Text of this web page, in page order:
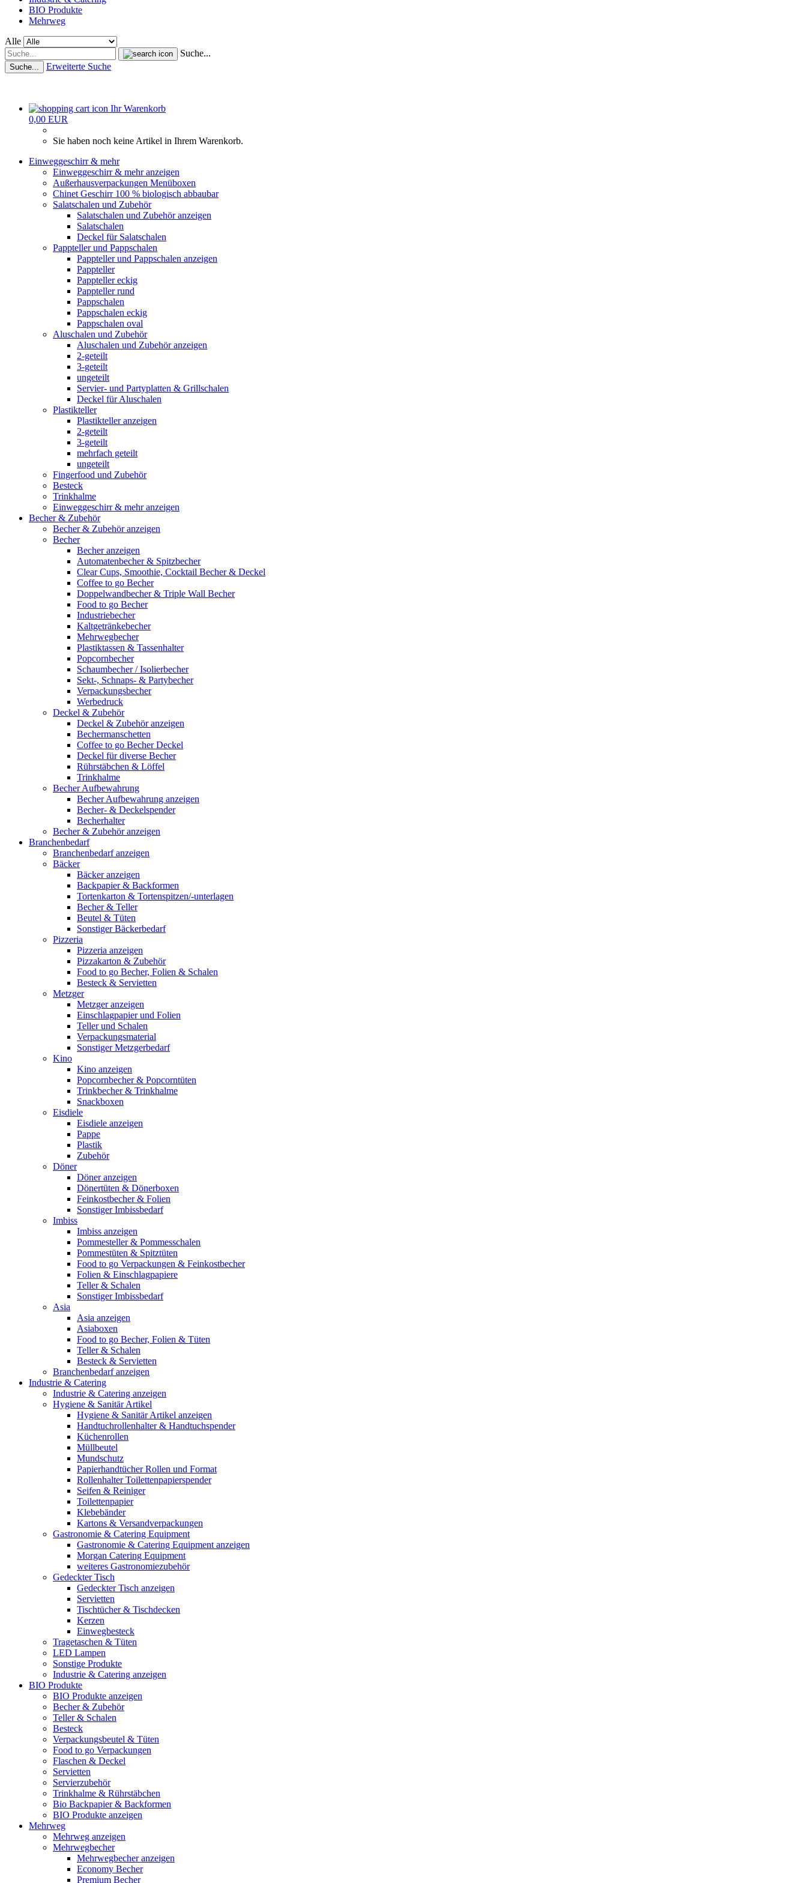
BIO Produkte
Mehrweg
Alle
Suche...
Suche... Erweiterte Suche
Ihr Warenkorb
0,00 EUR
Sie haben noch keine Artikel in Ihrem Warenkorb.
Einweggeschirr & mehr
Einweggeschirr & mehr anzeigen
Außerhausverpackungen Menüboxen
Chinet Geschirr 100 % biologisch abbaubar
Salatschalen und Zubehör
Salatschalen und Zubehör anzeigen
Salatschalen
Deckel für Salatschalen
Pappteller und Pappschalen
Pappteller und Pappschalen anzeigen
Pappteller
Pappteller eckig
Pappteller rund
Pappschalen
Pappschalen eckig
Pappschalen oval
Aluschalen und Zubehör
Aluschalen und Zubehör anzeigen
2-geteilt
3-geteilt
ungeteilt
Servier- und Partyplatten & Grillschalen
Deckel für Aluschalen
Plastikteller
Plastikteller anzeigen
2-geteilt
3-geteilt
mehrfach geteilt
ungeteilt
Fingerfood und Zubehör
Besteck
Trinkhalme
Einweggeschirr & mehr anzeigen
Becher & Zubehör
Becher & Zubehör anzeigen
Becher
Becher anzeigen
Automatenbecher & Spitzbecher
Clear Cups, Smoothie, Cocktail Becher & Deckel
Coffee to go Becher
Doppelwandbecher & Triple Wall Becher
Food to go Becher
Industriebecher
Kaltgetränkebecher
Mehrwegbecher
Plastiktassen & Tassenhalter
Popcornbecher
Schaumbecher / Isolierbecher
Sekt-, Schnaps- & Partybecher
Verpackungsbecher
Werbedruck
Deckel & Zubehör
Deckel & Zubehör anzeigen
Bechermanschetten
Coffee to go Becher Deckel
Deckel für diverse Becher
Rührstäbchen & Löffel
Trinkhalme
Becher Aufbewahrung
Becher Aufbewahrung anzeigen
Becher- & Deckelspender
Becherhalter
Becher & Zubehör anzeigen
Branchenbedarf
Branchenbedarf anzeigen
Bäcker
Bäcker anzeigen
Backpapier & Backformen
Tortenkarton & Tortenspitzen/-unterlagen
Becher & Teller
Beutel & Tüten
Sonstiger Bäckerbedarf
Pizzeria
Pizzeria anzeigen
Pizzakarton & Zubehör
Food to go Becher, Folien & Schalen
Besteck & Servietten
Metzger
Metzger anzeigen
Einschlagpapier und Folien
Teller und Schalen
Verpackungsmaterial
Sonstiger Metzgerbedarf
Kino
Kino anzeigen
Popcornbecher & Popcorntüten
Trinkbecher & Trinkhalme
Snackboxen
Eisdiele
Eisdiele anzeigen
Pappe
Plastik
Zubehör
Döner
Döner anzeigen
Dönertüten & Dönerboxen
Feinkostbecher & Folien
Sonstiger Imbissbedarf
Imbiss
Imbiss anzeigen
Pommesteller & Pommesschalen
Pommestüten & Spitztüten
Food to go Verpackungen & Feinkostbecher
Folien & Einschlagpapiere
Teller & Schalen
Sonstiger Imbissbedarf
Asia
Asia anzeigen
Asiaboxen
Food to go Becher, Folien & Tüten
Teller & Schalen
Besteck & Servietten
Branchenbedarf anzeigen
Industrie & Catering
Industrie & Catering anzeigen
Hygiene & Sanitär Artikel
Hygiene & Sanitär Artikel anzeigen
Handtuchrollenhalter & Handtuchspender
Küchenrollen
Müllbeutel
Mundschutz
Papierhandtücher Rollen und Format
Rollenhalter Toilettenpapierspender
Seifen & Reiniger
Toilettenpapier
Klebebänder
Kartons & Versandverpackungen
Gastronomie & Catering Equipment
Gastronomie & Catering Equipment anzeigen
Morgan Catering Equipment
weiteres Gastronomiezubehör
Gedeckter Tisch
Gedeckter Tisch anzeigen
Servietten
Tischtücher & Tischdecken
Kerzen
Einwegbesteck
Tragetaschen & Tüten
LED Lampen
Sonstige Produkte
Industrie & Catering anzeigen
BIO Produkte
BIO Produkte anzeigen
Becher & Zubehör
Teller & Schalen
Besteck
Verpackungsbeutel & Tüten
Food to go Verpackungen
Flaschen & Deckel
Servietten
Servierzubehör
Trinkhalme & Rührstäbchen
Bio Backpapier & Backformen
BIO Produkte anzeigen
Mehrweg
Mehrweg anzeigen
Mehrwegbecher
Mehrwegbecher anzeigen
Economy Becher
Premium Becher